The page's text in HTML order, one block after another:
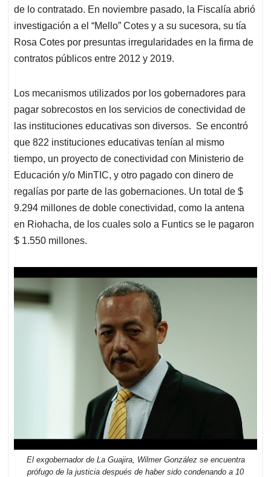
de lo contratado. En noviembre pasado, la Fiscalía abrió
investigación a el “Mello” Cotes y a su sucesora, su tía
Rosa Cotes por presuntas irregularidades en la firma de
contratos públicos entre 2012 y 2019.
Los mecanismos utilizados por los gobernadores para
pagar sobrecostos en los servicios de conectividad de
las instituciones educativas son diversos. Se encontró
que 822 instituciones educativas tenían al mismo
tiempo, un proyecto de conectividad con Ministerio de
Educación y/o MinTIC, y otro pagado con dinero de
regalías por parte de las gobernaciones. Un total de $
9.294 millones de doble conectividad, como la antena
en Riohacha, de los cuales solo a Funtics se le pagaron
$ 1.550 millones.
El exgobernador de La Guajira, Wilmer González se encuentra
prófugo de la justicia después de haber sido condenando a 10